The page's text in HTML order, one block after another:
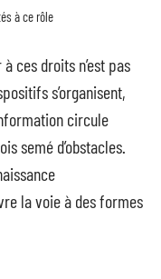
à ce rôle
ces droits n’est pas
s’organisent,
circule
semé d’obstacles.
la voie à des formes